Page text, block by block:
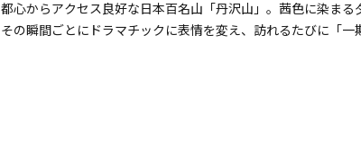
都心からアクセス良好な日本百名山「丹沢山」。茜色に染ま
その瞬間ごとにドラマチックに表情を変え、訪れるたびに「